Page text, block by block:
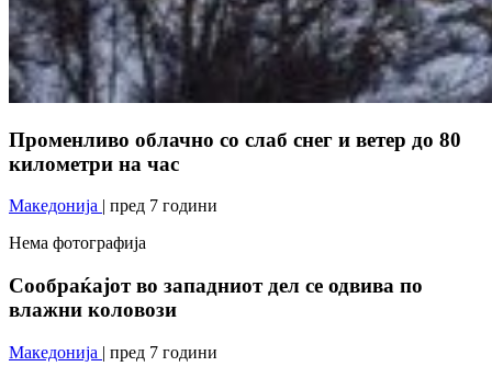
Променливо облачно со слаб снег и ветер до 80
километри на час
Македонија | пред 7 години
Нема фотографија
Сообраќајот во западниот дел се одвива по
влажни коловози
Македонија | пред 7 години